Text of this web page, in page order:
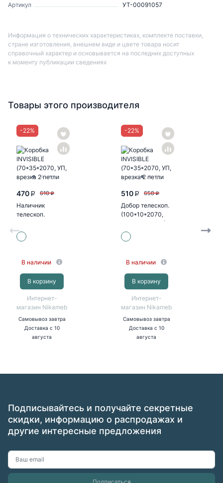
Артикул УТ-00091057
Информация о технических характеристиках, комплекте поставки,
стране изготовления, внешнем виде и цвете товара носит
справочный характер и основывается на последних доступных
к моменту публикации сведениях
Товары этого производителя
-22%
470 P 610 P
Наличник
телескоп.
(фрезерованный,
80*10*2150,
серый софт)
В наличии
В корзину
Интернет-
магазин Nikameb
Самовывоз завтра
Доставка с 10
августа
-22%
510 P 658 P
Добор телескоп.
(100*10*2070,
графит софт-Н)
В наличии
В корзину
Интернет-
магазин Nikameb
Самовывоз завтра
Доставка с 10
августа
Подписывайтесь и получайте секретные
скидки, информацию о распродажах и
другие интересные предложения